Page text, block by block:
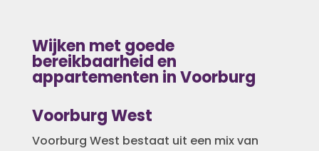
Wijken met goede
bereikbaarheid en
appartementen in Voorburg
Voorburg West
Voorburg West bestaat uit een mix van